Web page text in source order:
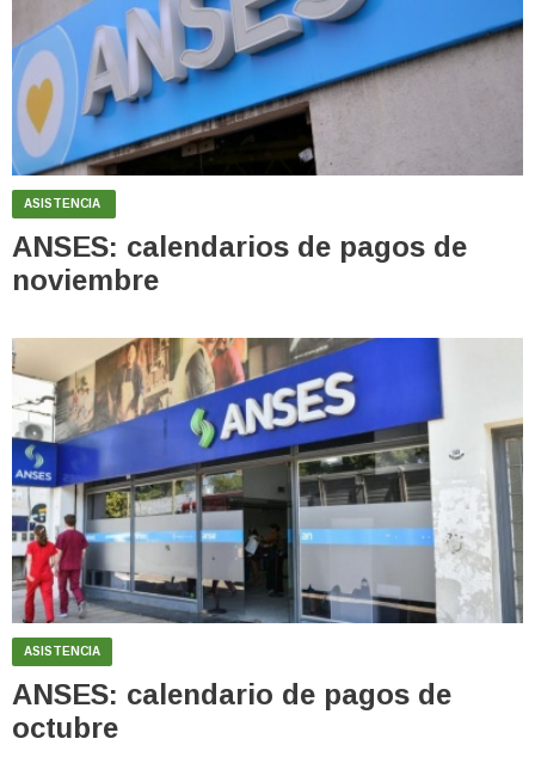
ASISTENCIA
ANSES: calendarios de pagos de
noviembre
ASISTENCIA
ANSES: calendario de pagos de
octubre